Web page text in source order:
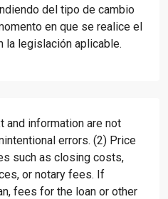
del tipo de cambio
en que se realice el
la legislación aplicable.
and information are not
errors. (2) Price
such as closing costs,
or notary fees. If
fees for the loan or other